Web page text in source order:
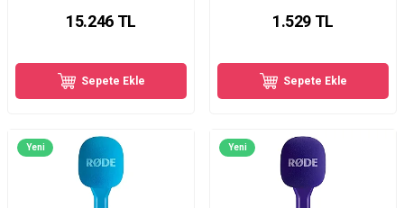
15.246TL
Sepete Ekle
1.529 TL
Sepete Ekle
Yeni Yeni